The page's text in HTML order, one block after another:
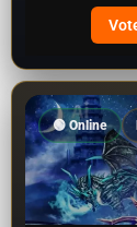
🟢 Online